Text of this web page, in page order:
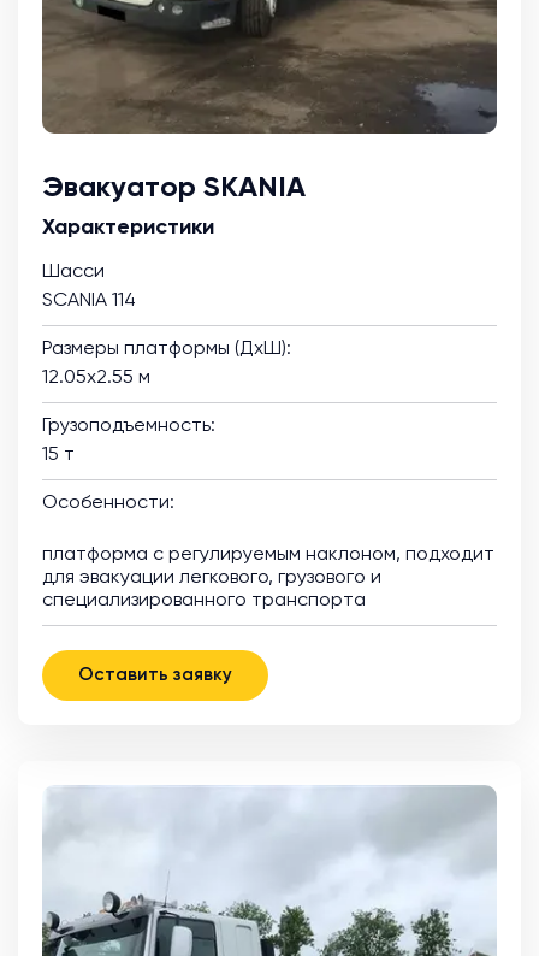
Эвакуатор SKANIA
Характеристики
Шасси
SCANIA 114
Размеры платформы (ДхШ):
12.05х2.55 м
Грузоподъемность:
15 т
Особенности:
платформа с регулируемым наклоном, подходит
для эвакуации легкового, грузового и
специализированного транспорта
Оставить заявку